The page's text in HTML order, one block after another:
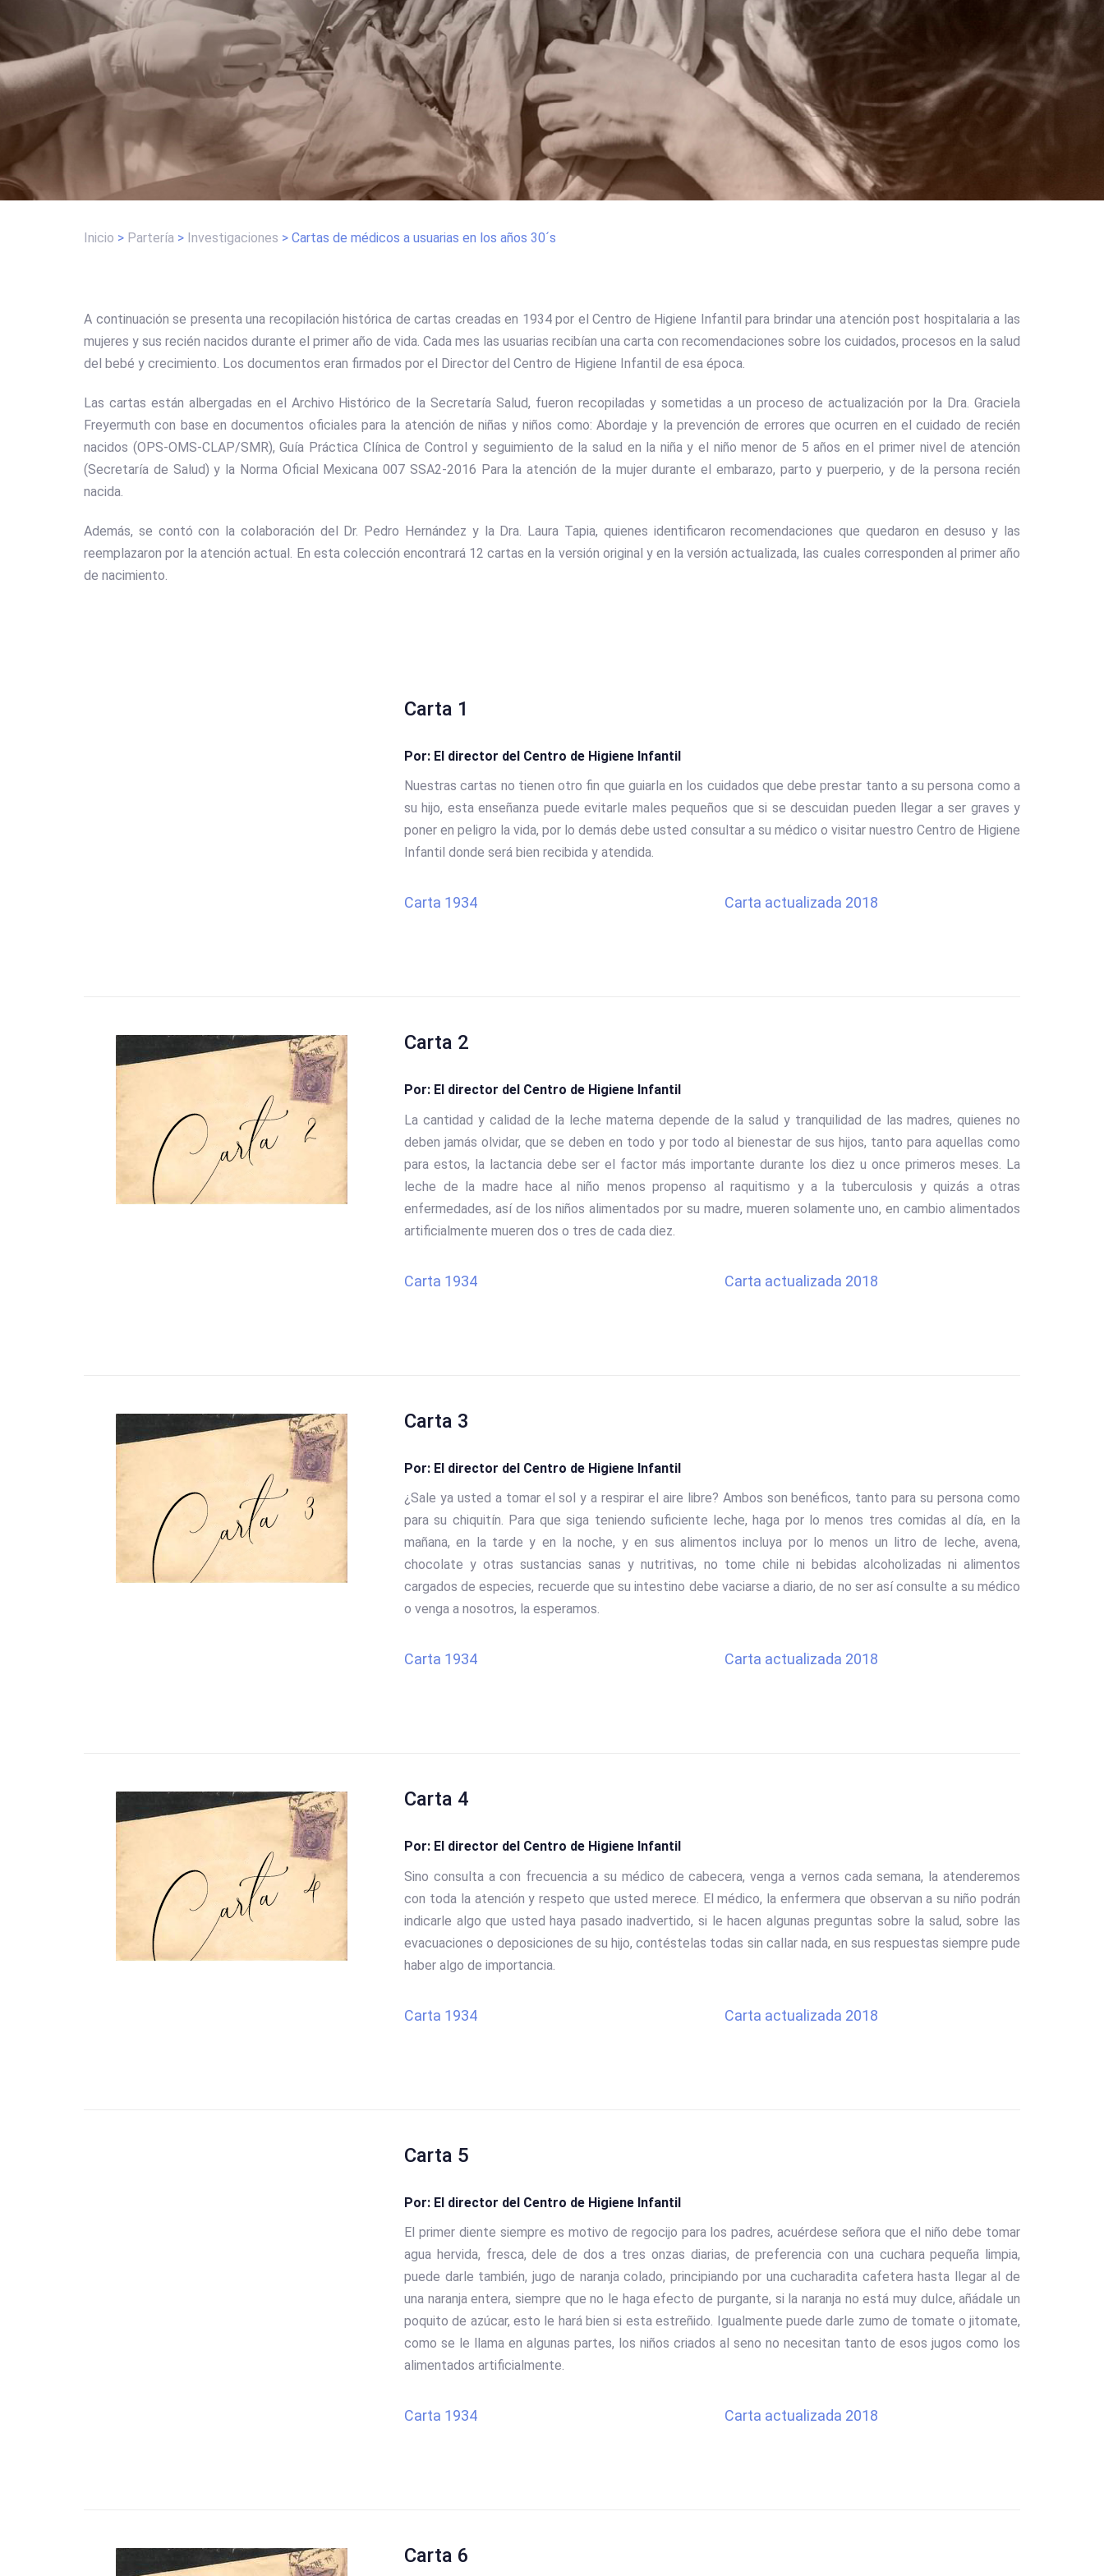
Inicio > Partería > Investigaciones > Cartas de médicos a usuarias en los años 30´s
A continuación se presenta una recopilación histórica de cartas creadas en 1934 por el Centro de Higiene Infantil para brindar una atención post hospitalaria a las
mujeres y sus recién nacidos durante el primer año de vida. Cada mes las usuarias recibían una carta con recomendaciones sobre los cuidados, procesos en la salud
del bebé y crecimiento. Los documentos eran firmados por el Director del Centro de Higiene Infantil de esa época.
Las cartas están albergadas en el Archivo Histórico de la Secretaría Salud, fueron recopiladas y sometidas a un proceso de actualización por la Dra. Graciela
Freyermuth con base en documentos oficiales para la atención de niñas y niños como: Abordaje y la prevención de errores que ocurren en el cuidado de recién
nacidos (OPS-OMS-CLAP/SMR), Guía Práctica Clínica de Control y seguimiento de la salud en la niña y el niño menor de 5 años en el primer nivel de atención
(Secretaría de Salud) y la Norma Oficial Mexicana 007 SSA2-2016 Para la atención de la mujer durante el embarazo, parto y puerperio, y de la persona recién
nacida.
Además, se contó con la colaboración del Dr. Pedro Hernández y la Dra. Laura Tapia, quienes identificaron recomendaciones que quedaron en desuso y las
reemplazaron por la atención actual. En esta colección encontrará 12 cartas en la versión original y en la versión actualizada, las cuales corresponden al primer año
de nacimiento.
Carta 1
Por: El director del Centro de Higiene Infantil
Nuestras cartas no tienen otro fin que guiarla en los cuidados que debe prestar tanto a su persona como a
su hijo, esta enseñanza puede evitarle males pequeños que si se descuidan pueden llegar a ser graves y
poner en peligro la vida, por lo demás debe usted consultar a su médico o visitar nuestro Centro de Higiene
Infantil donde será bien recibida y atendida.
Carta 1934 Carta actualizada 2018
Carta 2
Por: El director del Centro de Higiene Infantil
La cantidad y calidad de la leche materna depende de la salud y tranquilidad de las madres, quienes no
deben jamás olvidar, que se deben en todo y por todo al bienestar de sus hijos, tanto para aquellas como
para estos, la lactancia debe ser el factor más importante durante los diez u once primeros meses. La
leche de la madre hace al niño menos propenso al raquitismo y a la tuberculosis y quizás a otras
enfermedades, así de los niños alimentados por su madre, mueren solamente uno, en cambio alimentados
artificialmente mueren dos o tres de cada diez.
Carta 1934 Carta actualizada 2018
Carta 3
Por: El director del Centro de Higiene Infantil
¿Sale ya usted a tomar el sol y a respirar el aire libre? Ambos son benéficos, tanto para su persona como
para su chiquitín. Para que siga teniendo suficiente leche, haga por lo menos tres comidas al día, en la
mañana, en la tarde y en la noche, y en sus alimentos incluya por lo menos un litro de leche, avena,
chocolate y otras sustancias sanas y nutritivas, no tome chile ni bebidas alcoholizadas ni alimentos
cargados de especies, recuerde que su intestino debe vaciarse a diario, de no ser así consulte a su médico
o venga a nosotros, la esperamos.
Carta 1934 Carta actualizada 2018
Carta 4
Por: El director del Centro de Higiene Infantil
Sino consulta a con frecuencia a su médico de cabecera, venga a vernos cada semana, la atenderemos
con toda la atención y respeto que usted merece. El médico, la enfermera que observan a su niño podrán
indicarle algo que usted haya pasado inadvertido, si le hacen algunas preguntas sobre la salud, sobre las
evacuaciones o deposiciones de su hijo, contéstelas todas sin callar nada, en sus respuestas siempre pude
haber algo de importancia.
Carta 1934 Carta actualizada 2018
Carta 5
Por: El director del Centro de Higiene Infantil
El primer diente siempre es motivo de regocijo para los padres, acuérdese señora que el niño debe tomar
agua hervida, fresca, dele de dos a tres onzas diarias, de preferencia con una cuchara pequeña limpia,
puede darle también, jugo de naranja colado, principiando por una cucharadita cafetera hasta llegar al de
una naranja entera, siempre que no le haga efecto de purgante, si la naranja no está muy dulce, añádale un
poquito de azúcar, esto le hará bien si esta estreñido. Igualmente puede darle zumo de tomate o jitomate,
como se le llama en algunas partes, los niños criados al seno no necesitan tanto de esos jugos como los
alimentados artificialmente.
Carta 1934 Carta actualizada 2018
Carta 6